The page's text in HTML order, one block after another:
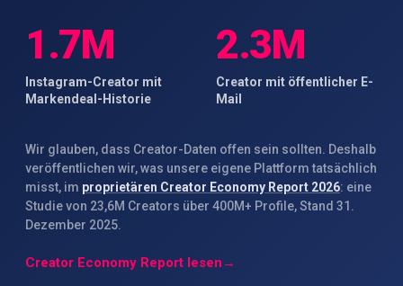
1.7M
Instagram-Creator mit
Markendeal-Historie
2.3M
Creator mit öffentlicher E-
Mail
Wir glauben, dass Creator-Daten offen sein sollten. Deshalb
veröffentlichen wir, was unsere eigene Plattform tatsächlich
misst, im proprietären Creator Economy Report 2026: eine
Studie von 23,6M Creators über 400M+ Profile, Stand 31.
Dezember 2025.
Creator Economy Report lesen →